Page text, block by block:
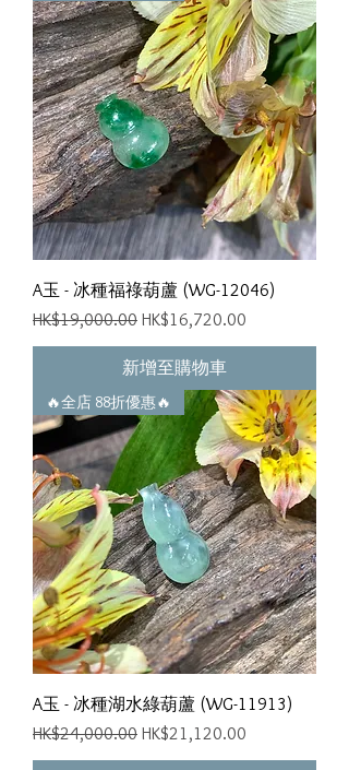
A玉 - 冰種福祿葫蘆 (WG-12046)
一般價格
HK$19,000.00 促銷價格
HK$16,720.00
新增至購物車
🔥全店 88折優惠🔥
A玉 - 冰種湖水綠葫蘆 (WG-11913)
一般價格
HK$24,000.00 促銷價格
HK$21,120.00